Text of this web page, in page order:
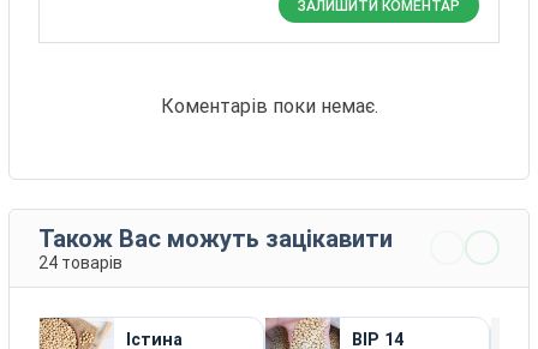
ЗАЛИШИТИ КОМЕНТАР
Коментарів поки немає.
Також Вас можуть зацікавити
24 товарів
Істина ВІР 14